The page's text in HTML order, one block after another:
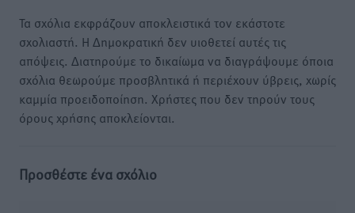
Τα σχόλια εκφράζουν αποκλειστικά τον εκάστοτε
σχολιαστή. Η Δημοκρατική δεν υιοθετεί αυτές τις
απόψεις. Διατηρούμε το δικαίωμα να διαγράψουμε όποια
σχόλια θεωρούμε προσβλητικά ή περιέχουν ύβρεις, χωρίς
καμμία προειδοποίηση. Χρήστες που δεν τηρούν τους
όρους χρήσης αποκλείονται.
Προσθέστε ένα σχόλιο